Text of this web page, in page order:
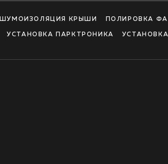
ШУМОИЗОЛЯЦИЯ КРЫШИ ПОЛИРОВКА
УСТАНОВКА ПАРКТРОНИКА